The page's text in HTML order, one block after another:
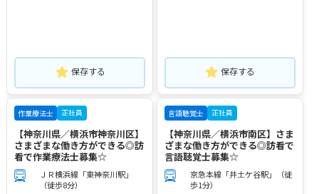
保存する 保存する
作業療法士 正社員
【神奈川県／横浜市神奈川区】
さまざまな働き方ができる◎訪
看で作業療法士募集☆
ＪＲ横浜線「東神奈川駅」
（徒歩8分）
言語聴覚士 正社員
【神奈川県／横浜市南区】さま
ざまな働き方ができる◎訪看で
言語聴覚士募集☆
京急本線「井土ケ谷駅」（徒
歩1分）